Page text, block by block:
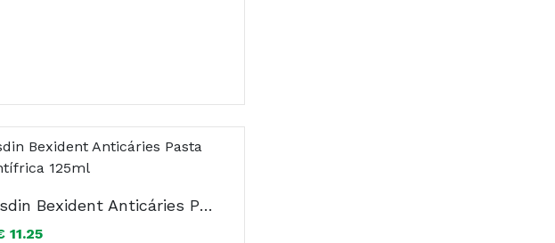
Isdin Bexident Anticáries Pasta Dentífrica 125ml
11.25